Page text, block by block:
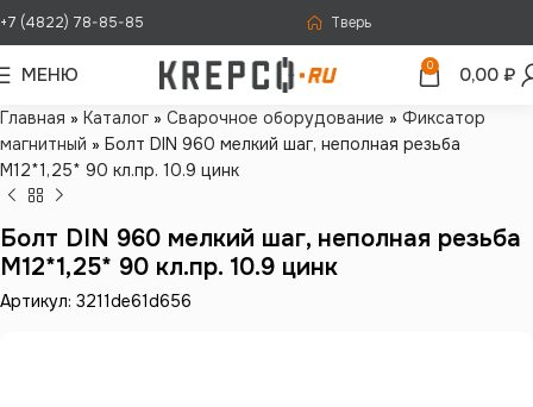
+7 (4822) 78-85-85 Тверь
МЕНЮ 0 0,00 ₽
Главная » Каталог » Сварочное оборудование » Фиксатор
магнитный » Болт DIN 960 мелкий шаг, неполная резьба
M12*1,25* 90 кл.пр. 10.9 цинк
Болт DIN 960 мелкий шаг, неполная резьба
M12*1,25* 90 кл.пр. 10.9 цинк
Артикул: 3211de61d656